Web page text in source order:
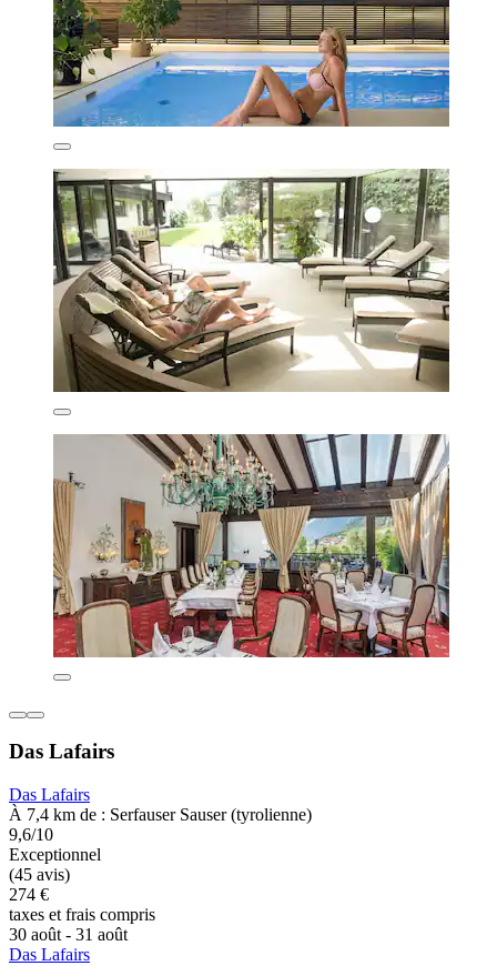
Das Lafairs
Das Lafairs
À 7,4 km de : Serfauser Sauser (tyrolienne)
9,6/10
Exceptionnel
(45 avis)
274 €
taxes et frais compris
30 août - 31 août
Das Lafairs